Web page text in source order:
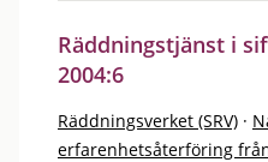
Räddningstjänst i
2004:6
Räddningsverket (SRV) ·
erfarenhetsåterföring